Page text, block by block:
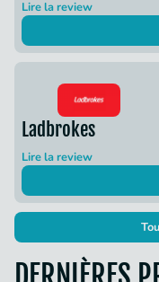
Lire la review
Ladbrokes
Lire la review